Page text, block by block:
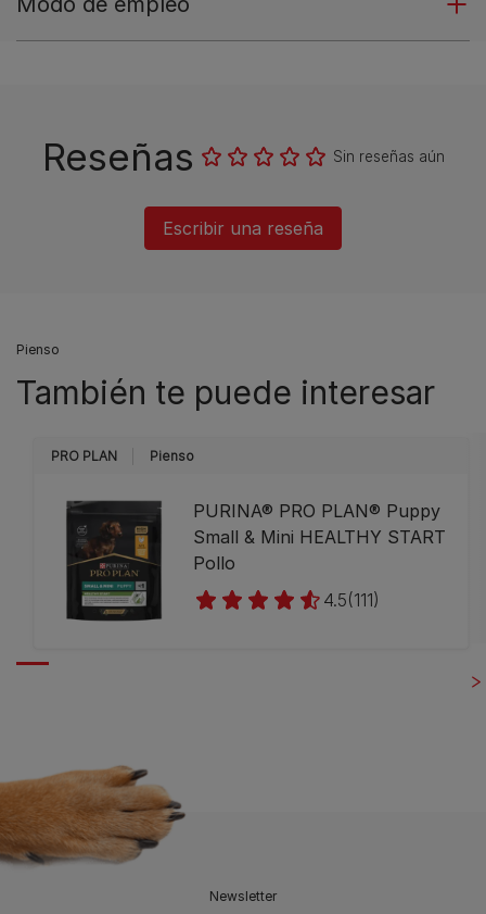
Reseñas Sin reseñas aún
Escribir una reseña
Pienso
También te puede interesar
PRO PLAN Pienso
PURINA® PRO PLAN® Puppy
Small & Mini HEALTHY START
Pollo
4.5(111)
Newsletter